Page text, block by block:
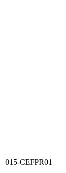
015-CEFPR01